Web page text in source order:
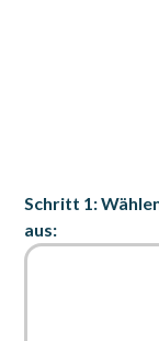
Schritt 1:
aus: